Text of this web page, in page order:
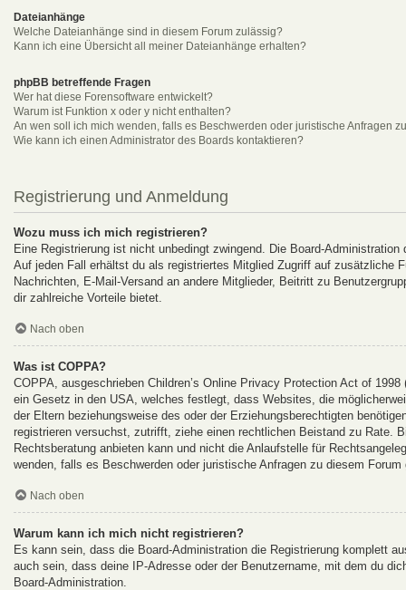
Dateianhänge
Welche Dateianhänge sind in diesem Forum zulässig?
Kann ich eine Übersicht all meiner Dateianhänge erhalten?
phpBB betreffende Fragen
Wer hat diese Forensoftware entwickelt?
Warum ist Funktion x oder y nicht enthalten?
An wen soll ich mich wenden, falls es Beschwerden oder juristische Anfragen
Wie kann ich einen Administrator des Boards kontaktieren?
Registrierung und Anmeldung
Wozu muss ich mich registrieren?
Eine Registrierung ist nicht unbedingt zwingend. Die Board-
Auf jeden Fall erhältst du als registriertes Mitglied Zugriff auf zusätzliche
Nachrichten, E-Mail-Versand an andere Mitglieder, Beitritt zu
dir zahlreiche Vorteile bietet.
Nach oben
Was ist COPPA?
COPPA, ausgeschrieben Children’s Online Privacy Protection Act of
ein Gesetz in den USA, welches festlegt, dass Websites, die
der Eltern beziehungsweise des oder der Erziehungsberechtigten
registrieren versuchst, zutrifft, ziehe einen rechtlichen Beistand zu Rate.
Rechtsberatung anbieten kann und nicht die Anlaufstelle für
wenden, falls es Beschwerden oder juristische Anfragen zu diesem Forum
Nach oben
Warum kann ich mich nicht registrieren?
Es kann sein, dass die Board-Administration die Registrierung komplett
auch sein, dass deine IP-Adresse oder der Benutzername, mit dem du
Board-Administration.